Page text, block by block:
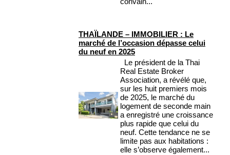
THAÏLANDE – IMMOBILIER : Le
marché de l’occasion dépasse celui
du neuf en 2025
Le président de la Thai
Real Estate Broker
Association, a révélé que,
sur les huit premiers mois
de 2025, le marché du
logement de seconde main
a enregistré une croissance
plus rapide que celui du
neuf. Cette tendance ne se
limite pas aux habitations :
elle s’observe également...